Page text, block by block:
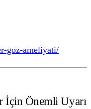
goz-ameliyati/
İçin Önemli Uyarı